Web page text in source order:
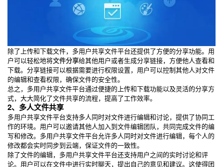
除了上传和下载文件，多用户共享文件平台还提供了方便的分享功能。用
户可以轻松地将文件分享给其他用户或者生成分享链接，方便他人查看和
下载。分享链接可以根据需要进行权限设置，用户可以控制其他人对文件
的编辑和查看权限，确保文件的安全性。
总之，多用户共享文件平台通过便捷的上传和下载功能以及灵活的分享方
式，大大简化了文件共享的流程，提高了工作效率。
2、多人文件共享
多用户共享文件平台支持多人同时对文件进行编辑和讨论，提供了协同工
作的环境。用户可以邀请其他人加入到文件编辑团队，共同完成文件的编
写和修改。多用户共享文件平台允许多人同时对文件进行编辑，每个人的
修改都会实时同步到云端，保证文件的一致性。
除了文件的编辑，多用户共享文件平台还支持用户之间的实时讨论和评
论。用户可以在文件中进行实时聊天，提出自己的意见和建议。这使得团